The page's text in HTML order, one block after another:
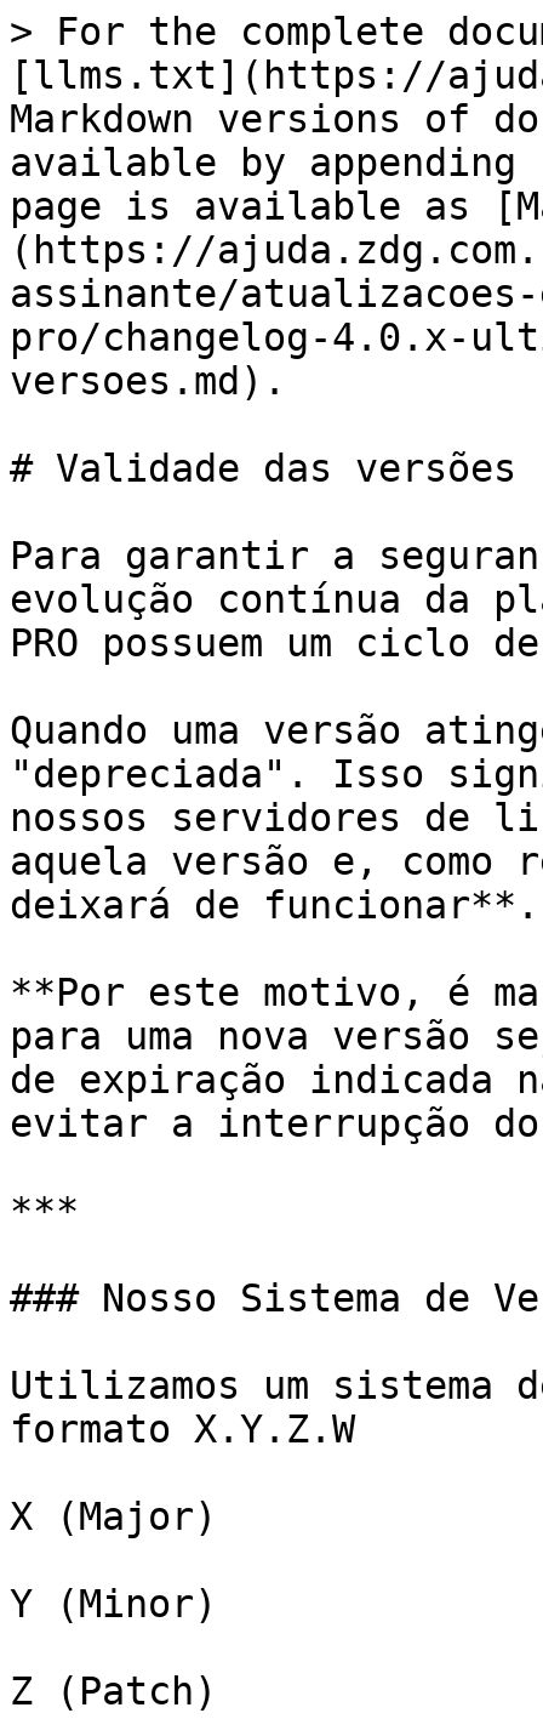
> For the complete
[llms.txt](https://
Markdown versions of
available by
page is available as
(https://
assinante/
pro/changelog-4.0.x-
versoes.md).
# Validade das versões
Para garantir a
evolução contínua da
PRO possuem um ciclo
Quando uma versão
"depreciada". Isso
nossos servidores de
aquela versão e, como
deixará de funcionar**.
**Por este motivo, é
para uma nova versão
de expiração indicada
evitar a interrupção
***
### Nosso Sistema de
Utilizamos um sistema
formato X.Y.Z.W
X (Major)
Y (Minor)
Z (Patch)